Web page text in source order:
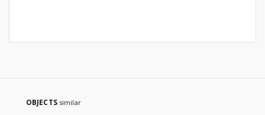
OBJECTS similar